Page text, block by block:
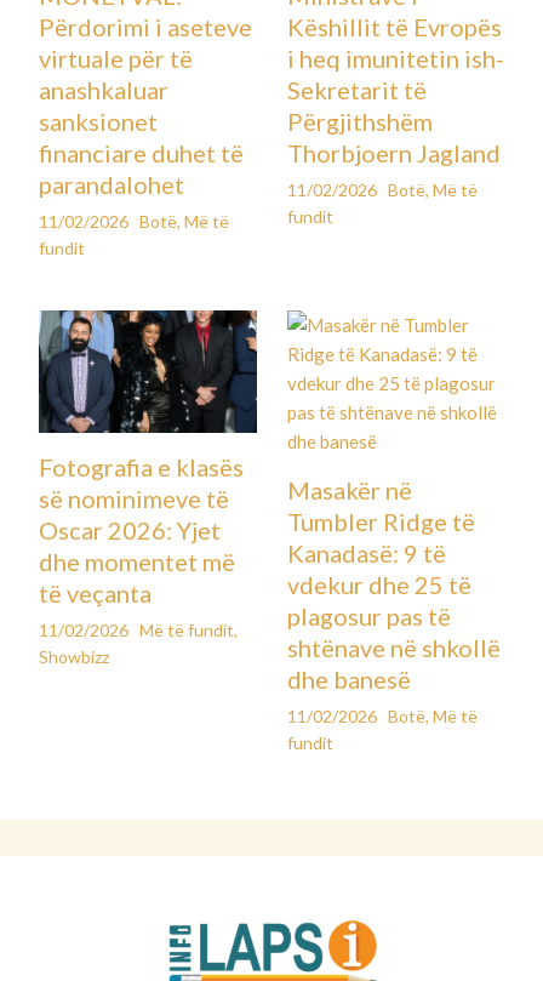
Përdorimi i aseteve
virtuale për të
anashkaluar
sanksionet
financiare duhet të
parandalohet
11/02/2026 Botë,Më të
fundit
Këshillit të Evropës
i heq imunitetin ish-
Sekretarit të
Përgjithshëm
Thorbjoern Jagland
11/02/2026 Botë, Më të
fundit
Fotografia e klasës
së nominimeve të
Oscar 2026: Yjet
dhe momentet më
të veçanta
11/02/2026 Më të fundit,
Showbizz
Masakër në
Tumbler Ridge të
Kanadasë: 9 të
vdekur dhe 25 të
plagosur pas të
shtënave në shkollë
dhe banesë
11/02/2026 Botë, Më të
fundit